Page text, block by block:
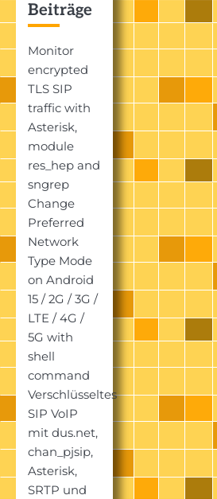
Beiträge
Monitor
encrypted
TLS SIP
traffic with
Asterisk,
module
res_hep and
sngrep
Change
Preferred
Network
Type Mode
on Android
15 / 2G / 3G /
LTE / 4G /
5G with
shell
command
Verschlüsseltes
SIP VoIP
mit dus.net,
chan_pjsip,
Asterisk,
SRTP und